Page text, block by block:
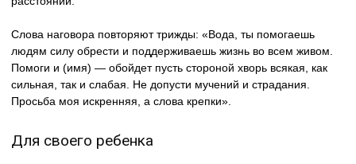
Слова наговора повторяют трижды: «Вода, ты помогаешь
людям силу обрести и поддерживаешь жизнь во всем живом.
Помоги и (имя) — обойдет пусть стороной хворь всякая, как
сильная, так и слабая. Не допусти мучений и страдания.
Просьба моя искренняя, а слова крепки».
Для своего ребенка